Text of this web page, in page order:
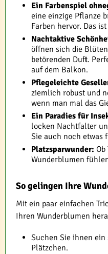
Ein Farbenspiel
eine einzige Pflanze
Farben hervor. Das
Nachtaktive
öffnen sich die
betörenden Duft.
auf dem Balkon.
Pflegeleichte
ziemlich robust und
wenn man mal das
Ein Paradies für
locken Nachtfalter
Sie auch noch etwas
Platzsparwunder:
Wunderblumen
So gelingen Ihre
Mit ein paar einfachen
Ihren Wunderblumen
Suchen Sie ihnen
Plätzchen.